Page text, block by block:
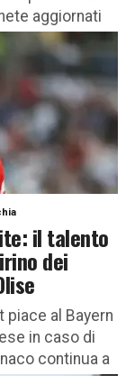
aggiornati
il talento
dei
piace al Bayern
in caso di
continua a